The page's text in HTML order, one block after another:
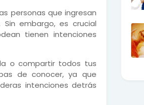
personas que ingresan
embargo, es crucial
tienen intenciones
o compartir todos tus
de conocer, ya que
intenciones detrás